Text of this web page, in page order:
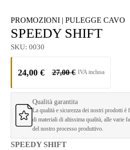
PROMOZIONI| PULEGGE CAVO
SPEEDY SHIFT
SKU: 0030
27,00€
24,00 €
Qualità garantita
La qualità e sicurezza dei nostri prodotti è
di materiali di altissima qualità, alle varie
del nostro processo produttivo.
SPEEDY SHIFT